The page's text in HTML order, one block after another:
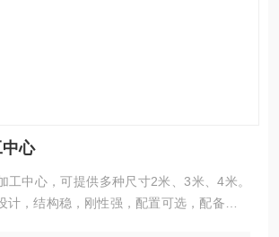
心
工中心，可提供多种尺寸2米、3米、4米。
计，结构稳，刚性强，配置可选，配备高精